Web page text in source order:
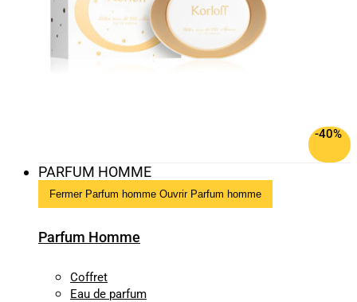
-40%
PARFUM HOMME
Fermer Parfum homme Ouvrir Parfum homme
Parfum Homme
Coffret
Eau de parfum